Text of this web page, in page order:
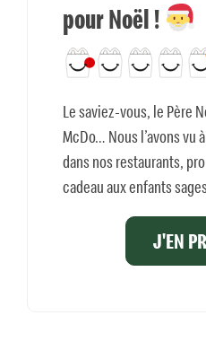
pour Noël !
Le saviez-vous, le Père
McDo… Nous l’avons vu
dans nos restaurants,
cadeau aux enfants
J'EN